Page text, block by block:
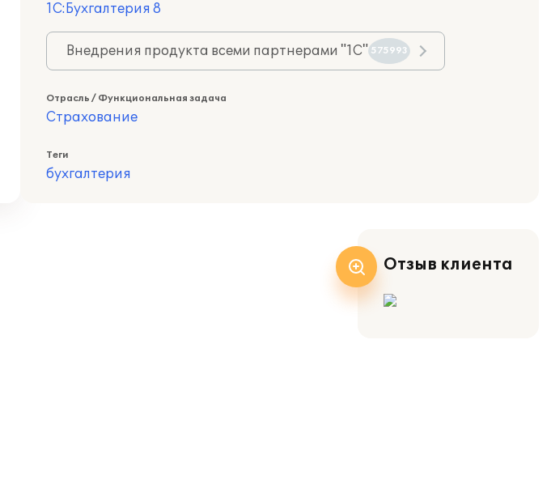
1С:Бухгалтерия 8
Внедрения продукта всеми партнерами "1С" 575993
Отрасль / Функциональная задача
Страхование
Теги
бухгалтерия
Отзыв клиента